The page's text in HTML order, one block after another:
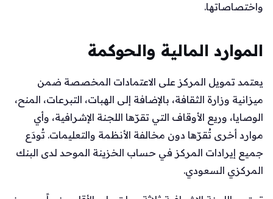
واختصاصاتها.
الموارد المالية والحوكمة
يعتمد تمويل المركز على الاعتمادات المخصصة ضمن
ميزانية وزارة الثقافة، بالإضافة إلى الهبات، التبرعات، المنح،
الوصايا، وريع الأوقاف التي تقرّها اللجنة الإشرافية، وأي
موارد أخرى تُقرّها دون مخالفة الأنظمة والتعليمات. تُودَع
جميع إيرادات المركز في حساب الخزينة الموحد لدى البنك
المركزي السعودي.